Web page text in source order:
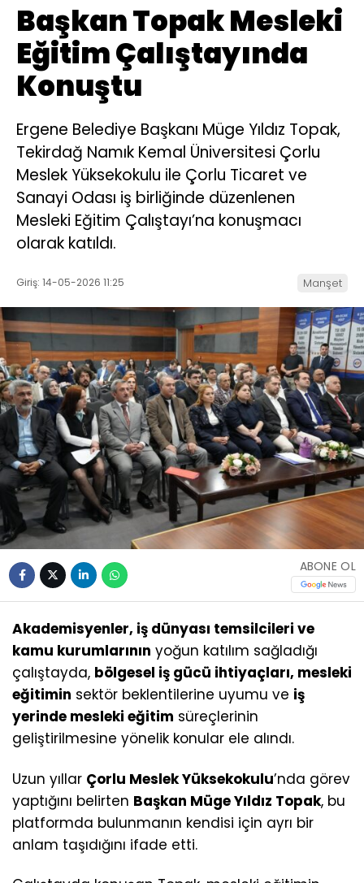
Başkan Topak Mesleki
Eğitim Çalıştayında
Konuştu
Ergene Belediye Başkanı Müge Yıldız Topak,
Tekirdağ Namık Kemal Üniversitesi Çorlu
Meslek Yüksekokulu ile Çorlu Ticaret ve
Sanayi Odası iş birliğinde düzenlenen
Mesleki Eğitim Çalıştayı’na konuşmacı
olarak katıldı.
Giriş: 14-05-2026 11:25 Manşet
ABONE OL
Akademisyenler, iş dünyası temsilcileri ve
kamu kurumlarının yoğun katılım sağladığı
çalıştayda, bölgesel iş gücü ihtiyaçları, mesleki
eğitimin sektör beklentilerine uyumu ve iş
yerinde mesleki eğitim süreçlerinin
geliştirilmesine yönelik konular ele alındı.
Uzun yıllar Çorlu Meslek Yüksekokulu’nda görev
yaptığını belirten Başkan Müge Yıldız Topak, bu
platformda bulunmanın kendisi için ayrı bir
anlam taşıdığını ifade etti.